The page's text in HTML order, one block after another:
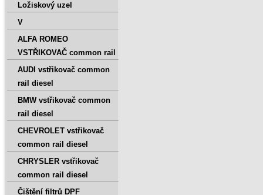
Ložiskový uzel
V
ALFA ROMEO
VSTŘIKOVAČ common rail
AUDI vstřikovač common
rail diesel
BMW vstřikovač common
rail diesel
CHEVROLET vstřikovač
common rail diesel
CHRYSLER vstřikovač
common rail diesel
Čištění filtrů DPF